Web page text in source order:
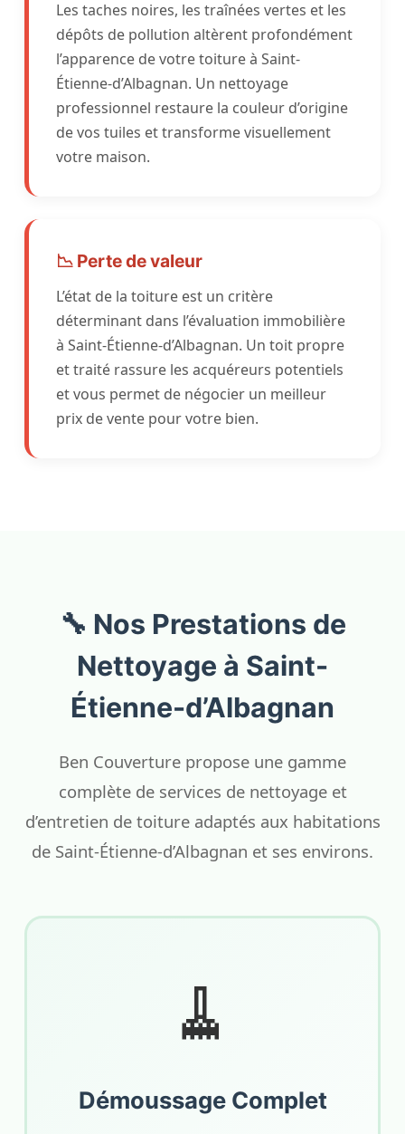
Les taches noires, les traînées vertes et les
dépôts de pollution altèrent profondément
l’apparence de votre toiture à Saint-
Étienne-d’Albagnan. Un nettoyage
professionnel restaure la couleur d’origine
de vos tuiles et transforme visuellement
votre maison.
📉 Perte de valeur
L’état de la toiture est un critère
déterminant dans l’évaluation immobilière
à Saint-Étienne-d’Albagnan. Un toit propre
et traité rassure les acquéreurs potentiels
et vous permet de négocier un meilleur
prix de vente pour votre bien.
🔧 Nos Prestations de
Nettoyage à Saint-
Étienne-d’Albagnan
Ben Couverture propose une gamme
complète de services de nettoyage et
d’entretien de toiture adaptés aux habitations
de Saint-Étienne-d’Albagnan et ses environs.
🧹
Démoussage Complet